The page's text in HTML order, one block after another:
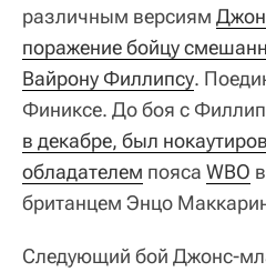
различным версиям
поражение бойцу
Вайрону Филлипсу.
Финиксе. До боя с
в декабре, был
обладателем пояса WBO
британцем Энцо
Следующий бой Джонс-